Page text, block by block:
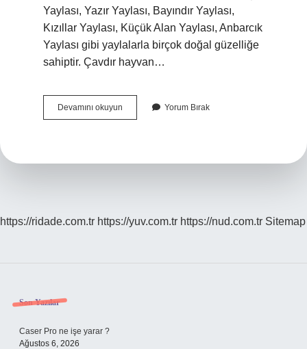
Yaylası, Yazır Yaylası, Bayındır Yaylası,
Kızıllar Yaylası, Küçük Alan Yaylası, Anbarcık
Yaylası gibi yaylalarla birçok doğal güzelliğe
sahiptir. Çavdır hayvan…
Devamını okuyun
Ismi
Yorum Bırak
https://ridade.com.tr https://yuv.com.tr https://nud.com.tr Sitemap
Sidebar
Son Yazılar
Caser Pro ne işe yarar ?
Ağustos 6, 2026